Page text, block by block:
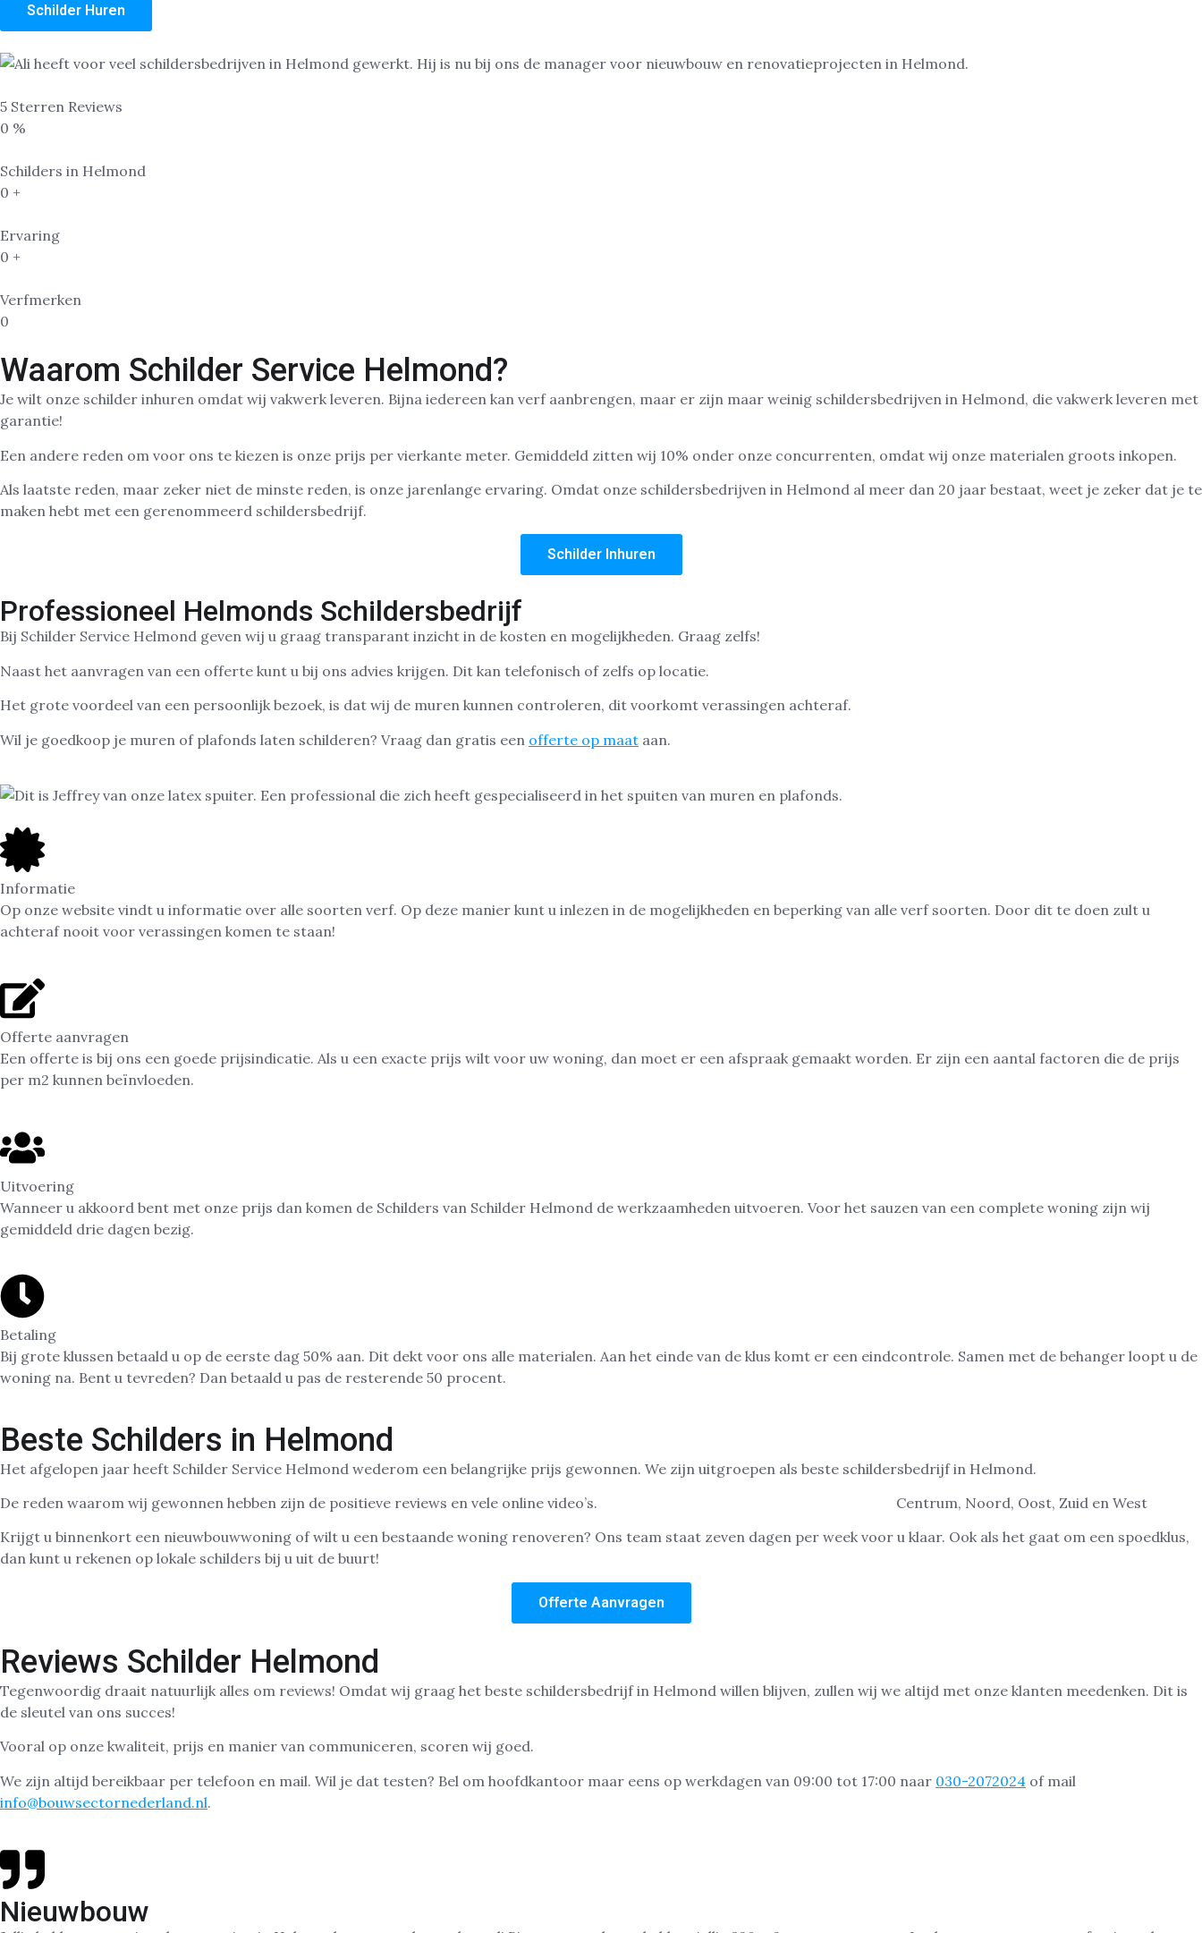
Schilder Huren
5 Sterren Reviews
0 %
Schilders in Helmond
0 +
Ervaring
0 +
Verfmerken
0
Waarom Schilder Service Helmond?
Je wilt onze schilder inhuren omdat wij vakwerk leveren. Bijna iedereen kan verf aanbrengen, maar er zijn maar weinig schildersbedrijven in Helmond, die vakwerk leveren met
garantie!
Een andere reden om voor ons te kiezen is onze prijs per vierkante meter. Gemiddeld zitten wij 10% onder onze concurrenten, omdat wij onze materialen groots inkopen.
Als laatste reden, maar zeker niet de minste reden, is onze jarenlange ervaring. Omdat onze schildersbedrijven in Helmond al meer dan 20 jaar bestaat, weet je zeker dat je te
maken hebt met een gerenommeerd schildersbedrijf.
Schilder Inhuren
Professioneel Helmonds Schildersbedrijf
Bij Schilder Service Helmond geven wij u graag transparant inzicht in de kosten en mogelijkheden. Graag zelfs!
Naast het aanvragen van een offerte kunt u bij ons advies krijgen. Dit kan telefonisch of zelfs op locatie.
Het grote voordeel van een persoonlijk bezoek, is dat wij de muren kunnen controleren, dit voorkomt verassingen achteraf.
Wil je goedkoop je muren of plafonds laten schilderen? Vraag dan gratis een offerte op maat aan.
Informatie
Op onze website vindt u informatie over alle soorten verf. Op deze manier kunt u inlezen in de mogelijkheden en beperking van alle verf soorten. Door dit te doen zult u
achteraf nooit voor verassingen komen te staan!
Offerte aanvragen
Een offerte is bij ons een goede prijsindicatie. Als u een exacte prijs wilt voor uw woning, dan moet er een afspraak gemaakt worden. Er zijn een aantal factoren die de prijs
per m2 kunnen beïnvloeden.
Uitvoering
Wanneer u akkoord bent met onze prijs dan komen de Schilders van Schilder Helmond de werkzaamheden uitvoeren. Voor het sauzen van een complete woning zijn wij
gemiddeld drie dagen bezig.
Betaling
Bij grote klussen betaald u op de eerste dag 50% aan. Dit dekt voor ons alle materialen. Aan het einde van de klus komt er een eindcontrole. Samen met de behanger loopt u de
woning na. Bent u tevreden? Dan betaald u pas de resterende 50 procent.
Beste Schilders in Helmond
Het afgelopen jaar heeft Schilder Service Helmond wederom een belangrijke prijs gewonnen. We zijn uitgroepen als beste schildersbedrijf in Helmond.
De reden waarom wij gewonnen hebben zijn de positieve reviews en vele online video’s.
Centrum, Noord, Oost, Zuid en West
Krijgt u binnenkort een nieuwbouwwoning of wilt u een bestaande woning renoveren? Ons team staat zeven dagen per week voor u klaar. Ook als het gaat om een spoedklus,
dan kunt u rekenen op lokale schilders bij u uit de buurt!
Offerte Aanvragen
Reviews Schilder Helmond
Tegenwoordig draait natuurlijk alles om reviews! Omdat wij graag het beste schildersbedrijf in Helmond willen blijven, zullen wij we altijd met onze klanten meedenken. Dit is
de sleutel van ons succes!
Vooral op onze kwaliteit, prijs en manier van communiceren, scoren wij goed.
We zijn altijd bereikbaar per telefoon en mail. Wil je dat testen? Bel om hoofdkantoor maar eens op werkdagen van 09:00 tot 17:00 naar 030-2072024 of mail
info@bouwsectornederland.nl.
Nieuwbouw